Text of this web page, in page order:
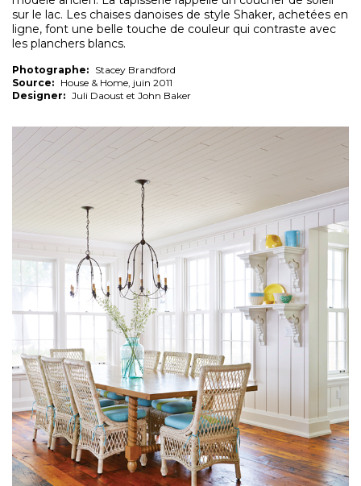
sur le lac. Les chaises danoises de style Shaker, achetées en
ligne, font une belle touche de couleur qui contraste avec
les planchers blancs.
Photographe: Stacey Brandford
Source: House & Home, juin 2011
Designer: Juli Daoust et John Baker